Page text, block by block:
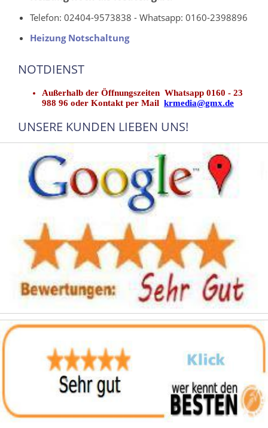
Telefon: 02404-9573838 - Whatsapp: 0160-2398896
Heizung Notschaltung
NOTDIENST
Außerhalb der Öffnungszeiten Whatsapp 0160 - 23
988 96 oder Kontakt per Mail krmedia@gmx.de
UNSERE KUNDEN LIEBEN UNS!